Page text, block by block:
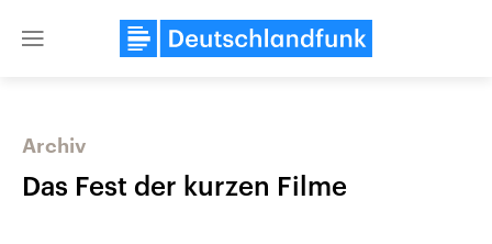
Close
Archiv
Das Fest der kurzen Filme